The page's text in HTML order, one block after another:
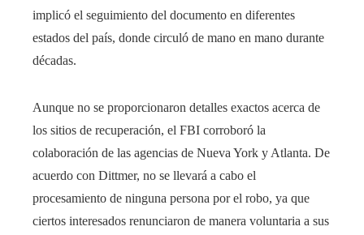
implicó el seguimiento del documento en diferentes
estados del país, donde circuló de mano en mano durante
décadas.
Aunque no se proporcionaron detalles exactos acerca de
los sitios de recuperación, el FBI corroboró la
colaboración de las agencias de Nueva York y Atlanta. De
acuerdo con Dittmer, no se llevará a cabo el
procesamiento de ninguna persona por el robo, ya que
ciertos interesados renunciaron de manera voluntaria a sus